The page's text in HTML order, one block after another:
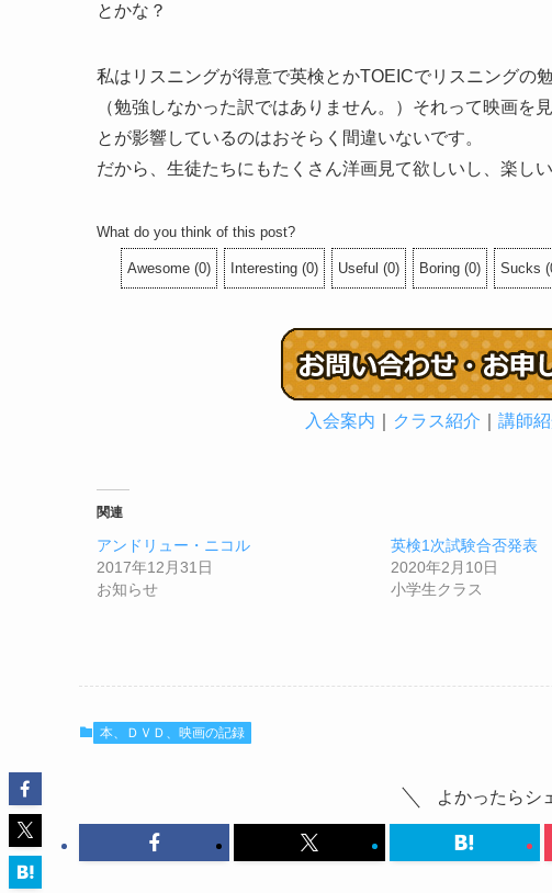
とかな？
私はリスニングが得意で英検とかTOEICでリスニングの
（勉強しなかった訳ではありません。）それって映画を
とが影響しているのはおそらく間違いないです。
だから、生徒たちにもたくさん洋画見て欲しいし、楽し
What do you think of this post?
Awesome (0) Interesting (0) Useful (0) Boring (0) Sucks (
入会案内 クラス紹介 講師
関連
アンドリュー・ニコル
2017年12月31日
お知らせ
英検1次試験合否発表
2020年2月10日
小学生クラス
本、ＤＶＤ、映画の記録
よかったらシ